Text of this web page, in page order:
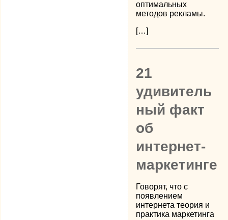
оптимальных
методов рекламы.
[…]
21
удивитель
ный факт
об
интернет-
маркетинге
Говорят, что с
появлением
интернета теория и
практика маркетинга